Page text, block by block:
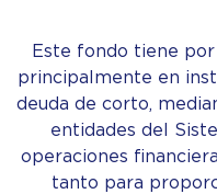
Este fondo tiene
principalmente en
deuda de corto,
entidades del
operaciones
tanto para